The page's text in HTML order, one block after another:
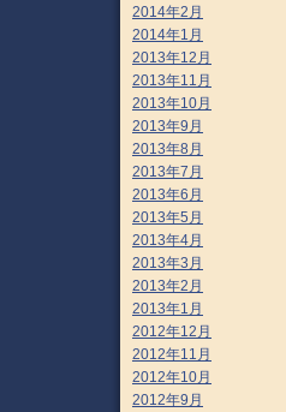
2014年2月
2014年1月
2013年12月
2013年11月
2013年10月
2013年9月
2013年8月
2013年7月
2013年6月
2013年5月
2013年4月
2013年3月
2013年2月
2013年1月
2012年12月
2012年11月
2012年10月
2012年9月